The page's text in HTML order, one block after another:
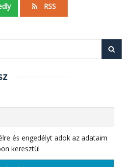
RSS
és engedélyt adok az adataim
keresztül